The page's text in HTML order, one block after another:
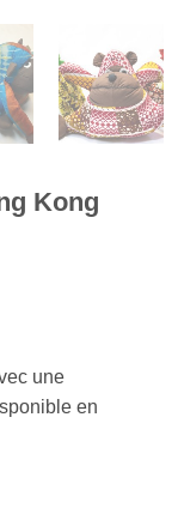
Kong
une
en